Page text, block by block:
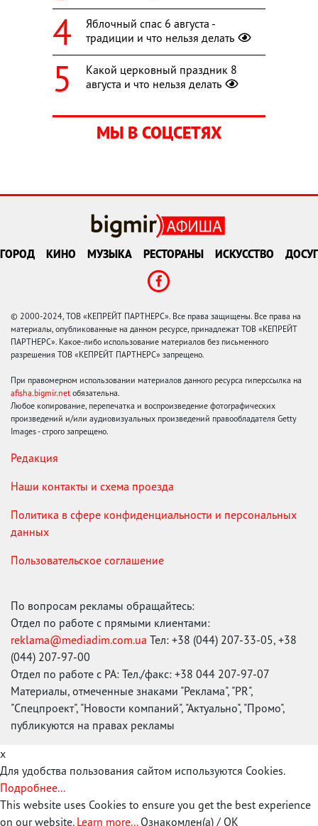
Яблочный спас 6 августа -
традиции и что нельзя делать
Какой церковный праздник 8
августа и что нельзя делать
МЫ В СОЦСЕТЯХ
ГОРОД КИНО МУЗЫКА РЕСТОРАНЫ ИСКУССТВО ДОСУГ
© 2000-2024, ТОВ «КЕПРЕЙТ ПАРТНЕРС». Все права защищены. Все права на
материалы, опубликованные на данном ресурсе, принадлежат ТОВ «КЕПРЕЙТ
ПАРТНЕРС». Какое-либо использование материалов без письменного
разрешения ТОВ «КЕПРЕЙТ ПАРТНЕРС» запрещено.
При правомерном использовании материалов данного ресурса гиперссылка на
afisha.bigmir.net обязательна.
Любое копирование, перепечатка и воспроизведение фотографических
произведений и/или аудиовизуальных произведений правообладателя Getty
Images - строго запрещено.
Редакция
Наши контакты и схема проезда
Политика в сфере конфиденциальности и персональных
данных
Пользовательское соглашение
По вопросам рекламы обращайтесь:
Отдел по работе с прямыми клиентами:
reklama@mediadim.com.ua Тел: +38 (044) 207-33-05, +38
(044) 207-97-00
Отдел по работе с РА: Тел./факс: +38 044 207-97-07
Материалы, отмеченные знаками "Реклама", "PR",
"Спецпроект", "Новости компаний", "Актуально", "Промо",
публикуются на правах рекламы
x
Для удобства пользования сайтом используются Cookies.
Подробнее...
This website uses Cookies to ensure you get the best experience
on our website. Learn more... Ознакомлен(а) / OK